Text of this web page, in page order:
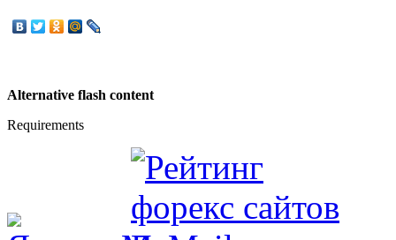
Alternative flash content
Requirements